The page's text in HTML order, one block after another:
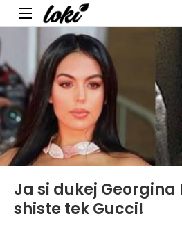
Menu
Ja si dukej Georgina
shiste tek Gucci!